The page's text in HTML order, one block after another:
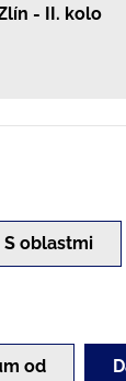
- II. kolo
S oblastmi
od